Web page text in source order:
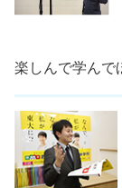
楽しんで学んで